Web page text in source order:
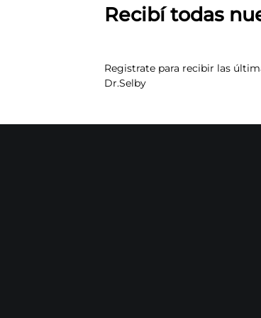
Recibí todas
Registrate para recibir las
Dr.Selby